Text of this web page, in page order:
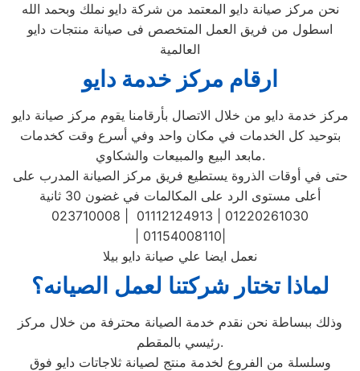
نحن مركز صيانة دايو المعتمد من شركة دايو نملك وبحمد الله
اسطول من فريق العمل المتخصص فى صيانة منتجات دايو
العالمية
ارقام مركز خدمة دايو
مركز خدمة دايو من خلال الاتصال بأرقامنا يقوم مركز صيانة دايو
بتوحيد كل الخدمات في مكان واحد وفي أسرع وقت كخدمات
مابعد البيع والمبيعات والشكاوي.
حتى في أوقات الذروة يستطيع فريق مركز الصيانة المدرب على
أعلى مستوى الرد على المكالمات في غضون 30 ثانية
023710008 | 01112124913 | 01220261030
| 01154008110|
نعمل ايضا علي صيانة دايو بيلا
لماذا تختار شركتنا لعمل الصيانه؟
وذلك ببساطة نحن نقدم خدمة الصيانة محترفة من خلال مركز
رئيسي بالمقطم.
وسلسلة من الفروع لخدمة منتج لصيانة ثلاجاتات دايو فوق